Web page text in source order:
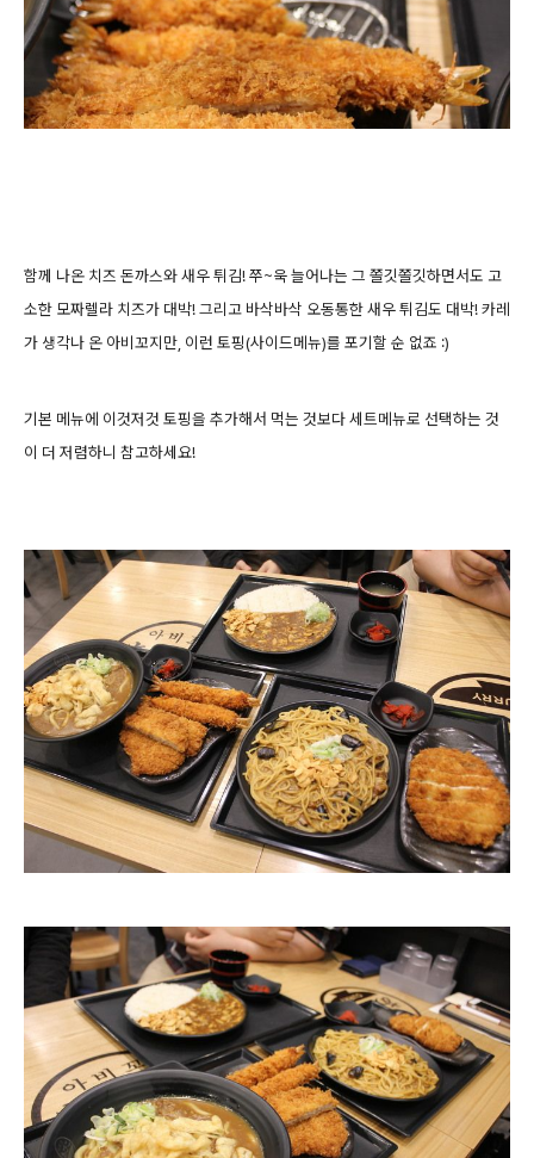
함께 나온 치즈 돈까스와 새우 튀김! 쭈~욱 늘어나는 그 쫄깃쫄깃하면서도 고
소한 모짜렐라 치즈가 대박! 그리고 바삭바삭 오동통한 새우 튀김도 대박! 카레
가 생각나 온 아비꼬지만, 이런 토핑(사이드메뉴)를 포기할 순 없죠 :)
기본 메뉴에 이것저것 토핑을 추가해서 먹는 것보다 세트메뉴로 선택하는 것
이 더 저렴하니 참고하세요!